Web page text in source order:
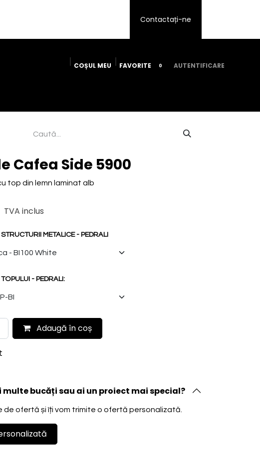
Contactați-ne
​COȘUL ​ME​U 0
FAVORITE AUTENTIFICARE
Cafea Side 5900
top din lemn laminat alb
TVA inclus
METALICE - PEDRALI
- PEDRALI:
Adaugă în coș
multe bucăți sau ai un proiect mai special?
de ofertă și îți vom trimite o ofertă personalizată.